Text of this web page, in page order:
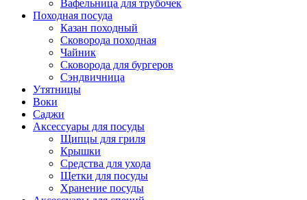
Вафельница для трубочек
Походная посуда
Казан походный
Сковорода походная
Чайник
Сковорода для бургеров
Сэндвичница
Утятницы
Bоки
Саджи
Аксессуары для посуды
Щипцы для гриля
Крышки
Средства для ухода
Щетки для посуды
Хранение посуды